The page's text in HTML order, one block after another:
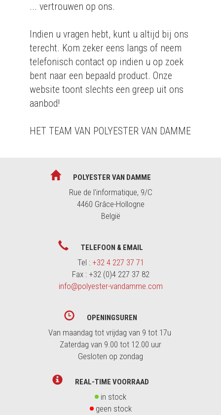
... vertrouwen op ons.
Indien u vragen hebt, kunt u altijd bij ons
terecht. Kom zeker eens langs of neem
telefonisch contact op indien u op zoek
bent naar een bepaald product. Onze
website toont slechts een greep uit ons
aanbod!
HET TEAM VAN POLYESTER VAN DAMME
POLYESTER VAN DAMME
Rue de l'informatique, 9/C
4460 Grâce-Hollogne
België
TELEFOON & EMAIL
Tel : +32 4 227 37 71
Fax : +32 (0)4 227 37 82
info@polyester-vandamme.com
OPENINGSUREN
Van maandag tot vrijdag van 9 tot 17u
Zaterdag van 9.00 tot 12.00 uur
Gesloten op zondag
REAL-TIME VOORRAAD
in stock
geen stock